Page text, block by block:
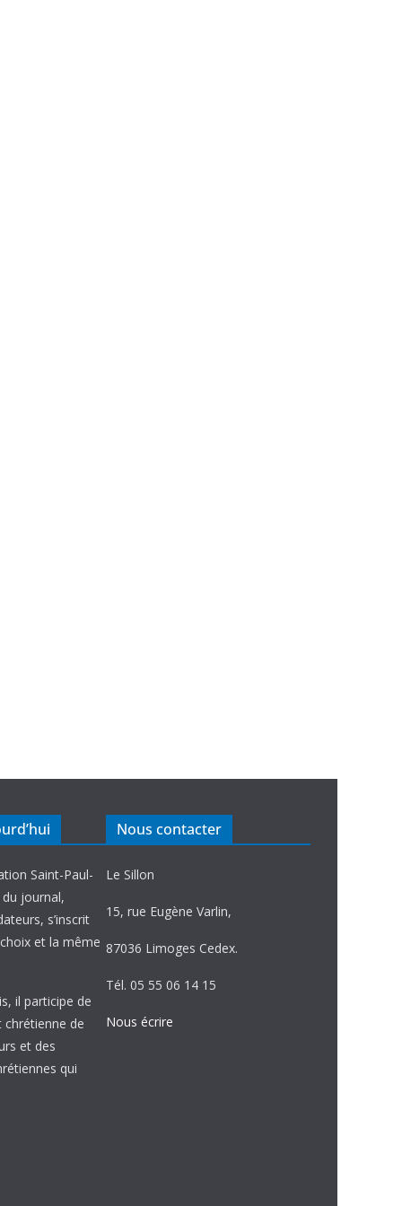
Saint-Paul-
journal,
s’inscrit
et la même
il participe de
chrétienne de
et des
qui
Nous contacter
Le Sillon
15, rue Eugène Varlin,
87036 Limoges Cedex.
Tél. 05 55 06 14 15
Nous écrire